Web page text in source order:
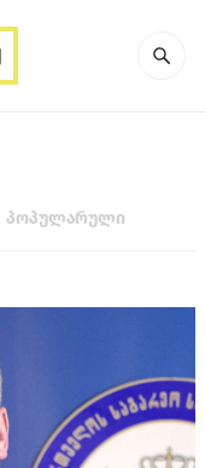
პოპულარული